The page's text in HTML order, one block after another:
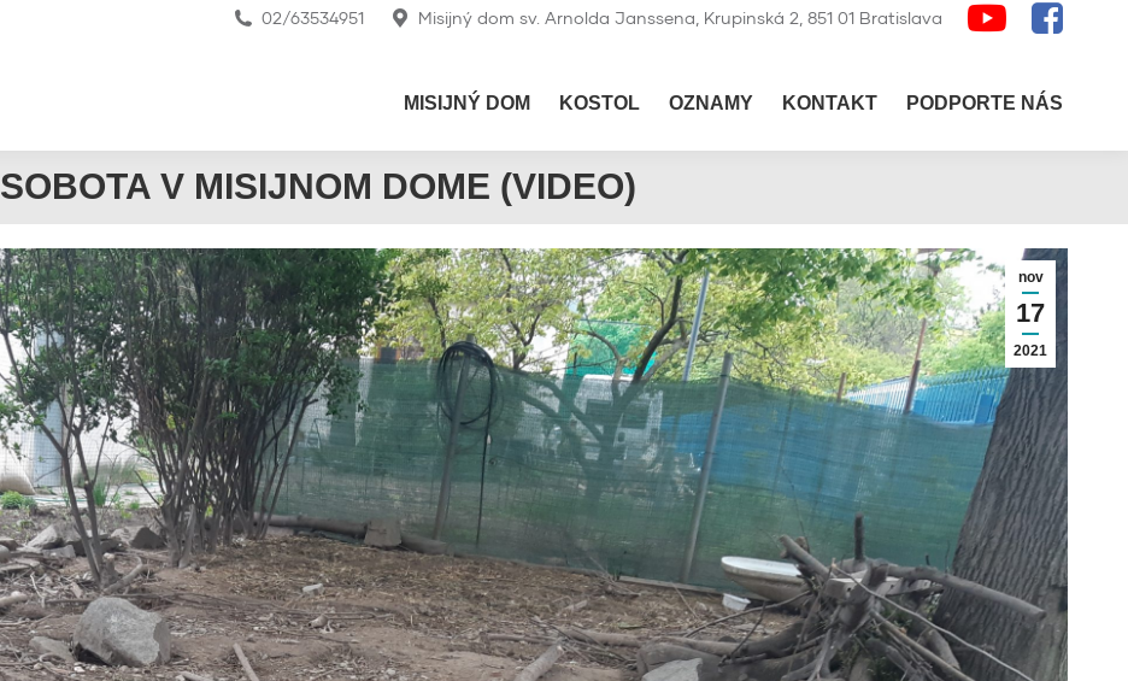
02/63534951 Misijný dom sv. Arnolda Janssena, Krupinská 2, 851 01 Bratislava
MISIJNÝ DOM KOSTOL OZNAMY KONTAKT PODPORTE NÁS
SOBOTA V MISIJNOM DOME (VIDEO)
nov
17
2021